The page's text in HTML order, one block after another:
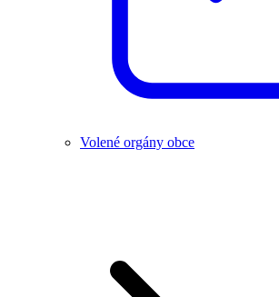
Volené orgány obce